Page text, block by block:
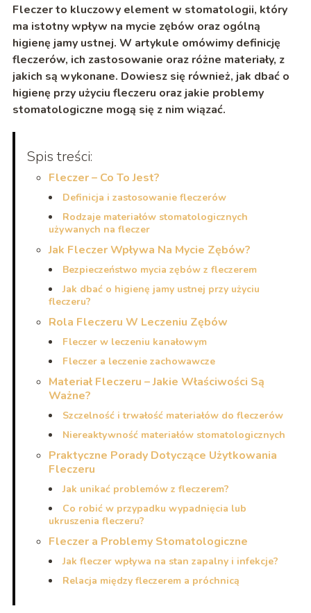
Fleczer to kluczowy element w stomatologii, który
ma istotny wpływ na mycie zębów oraz ogólną
higienę jamy ustnej. W artykule omówimy definicję
fleczerów, ich zastosowanie oraz różne materiały, z
jakich są wykonane. Dowiesz się również, jak dbać o
higienę przy użyciu fleczeru oraz jakie problemy
stomatologiczne mogą się z nim wiązać.
Spis treści:
Fleczer – Co To Jest?
Definicja i zastosowanie fleczerów
Rodzaje materiałów stomatologicznych
używanych na fleczer
Jak Fleczer Wpływa Na Mycie Zębów?
Bezpieczeństwo mycia zębów z fleczerem
Jak dbać o higienę jamy ustnej przy użyciu
fleczeru?
Rola Fleczeru W Leczeniu Zębów
Fleczer w leczeniu kanałowym
Fleczer a leczenie zachowawcze
Materiał Fleczeru – Jakie Właściwości Są
Ważne?
Szczelność i trwałość materiałów do fleczerów
Niereaktywność materiałów stomatologicznych
Praktyczne Porady Dotyczące Użytkowania
Fleczeru
Jak unikać problemów z fleczerem?
Co robić w przypadku wypadnięcia lub
ukruszenia fleczeru?
Fleczer a Problemy Stomatologiczne
Jak fleczer wpływa na stan zapalny i infekcje?
Relacja między fleczerem a próchnicą